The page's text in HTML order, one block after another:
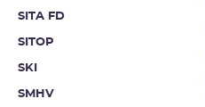
SITA FD
SITOP
SKI
SMHV